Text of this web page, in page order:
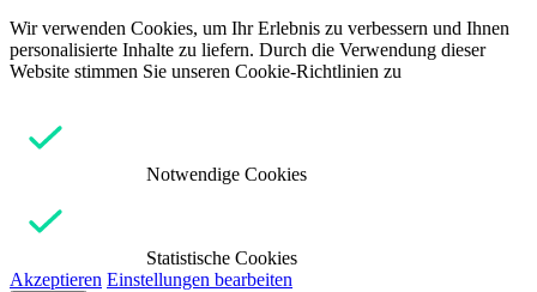
Wir verwenden Cookies, um Ihr Erlebnis zu verbessern und Ihnen
personalisierte Inhalte zu liefern. Durch die Verwendung dieser
Website stimmen Sie unseren Cookie-Richtlinien zu
Notwendige Cookies
Statistische Cookies
Akzeptieren Einstellungen bearbeiten